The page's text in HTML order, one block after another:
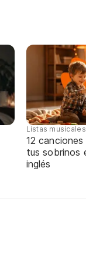
Listas musicales
12
tus sobrinos
inglés